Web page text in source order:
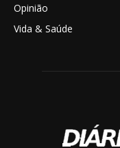
Opinião
Vida & Saúde